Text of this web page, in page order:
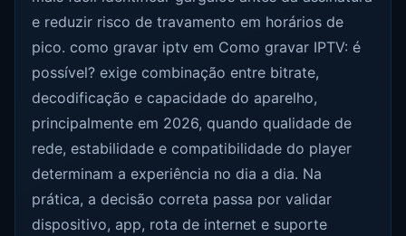
e reduzir risco de travamento em horários de
pico. como gravar iptv em Como gravar IPTV: é
possível? exige combinação entre bitrate,
decodificação e capacidade do aparelho,
principalmente em 2026, quando qualidade de
rede, estabilidade e compatibilidade do player
determinam a experiência no dia a dia. Na
prática, a decisão correta passa por validar
dispositivo, app, rota de internet e suporte